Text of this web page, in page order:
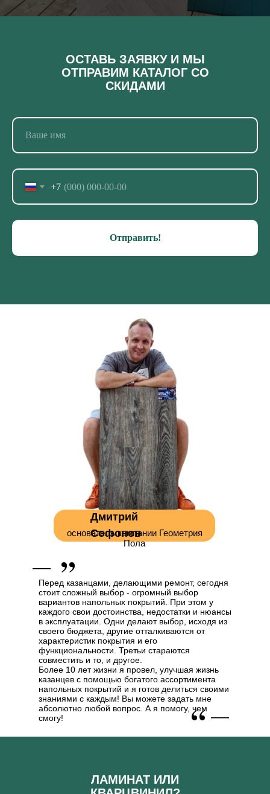
ОСТАВЬ ЗАЯВКУ И МЫ
ОТПРАВИМ КАТАЛОГ СО
СКИДАМИ
+7
Отправить!
,,__
Дмитрий
Софонов
основатель компании Геометрия
Пола
,,
Перед казанцами, делающими ремонт, сегодня
стоит сложный выбор - огромный выбор
вариантов напольных покрытий. При этом у
каждого свои достоинства, недостатки и нюансы
в эксплуатации. Одни делают выбор, исходя из
своего бюджета, другие отталкиваются от
характеристик покрытия и его
функциональности. Третьи стараются
совместить и то, и другое.
Более 10 лет жизни я провел, улучшая жизнь
казанцев с помощью богатого ассортимента
напольных покрытий и я готов делиться своими
знаниями с каждым! Вы можете задать мне
абсолютно любой вопрос. А я помогу, чем
смогу!
ЛАМИНАТ ИЛИ